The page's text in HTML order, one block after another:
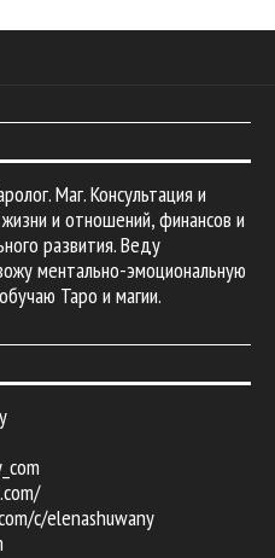
Маг. Консультация и
и отношений, финансов и
развития. Веду
ментально-эмоциональную
Таро и магии.
c/elenashuwany